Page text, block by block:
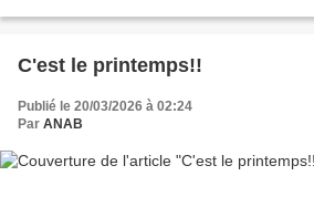
C'est le printemps!!
Publié le 20/03/2026 à 02:24
Par ANAB